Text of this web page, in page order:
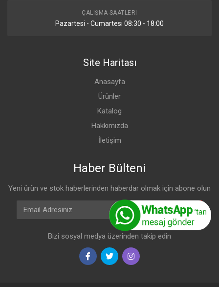
ÇALIŞMA SAATLERI
Pazartesi - Cumartesi 08:30 - 18:00
Site Haritası
Anasayfa
Ürünler
Katalog
Hakkımızda
İletişim
Haber Bülteni
Yeni ürün ve stok haberlerinden haberdar olmak için abone olun
Email Adresiniz
Abone Olun
Bizi sosyal medya üzerinden takip edin